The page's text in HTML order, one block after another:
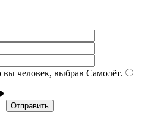
человек, выбрав Самолёт.